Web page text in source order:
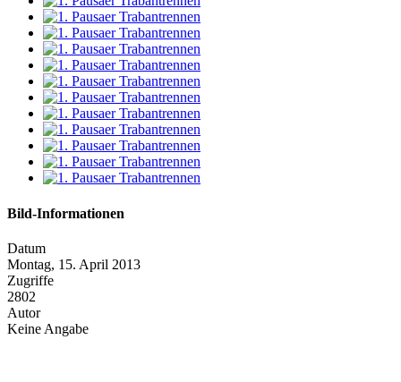
Bild-Informationen
Datum
Montag, 15. April 2013
Zugriffe
2802
Autor
Keine Angabe